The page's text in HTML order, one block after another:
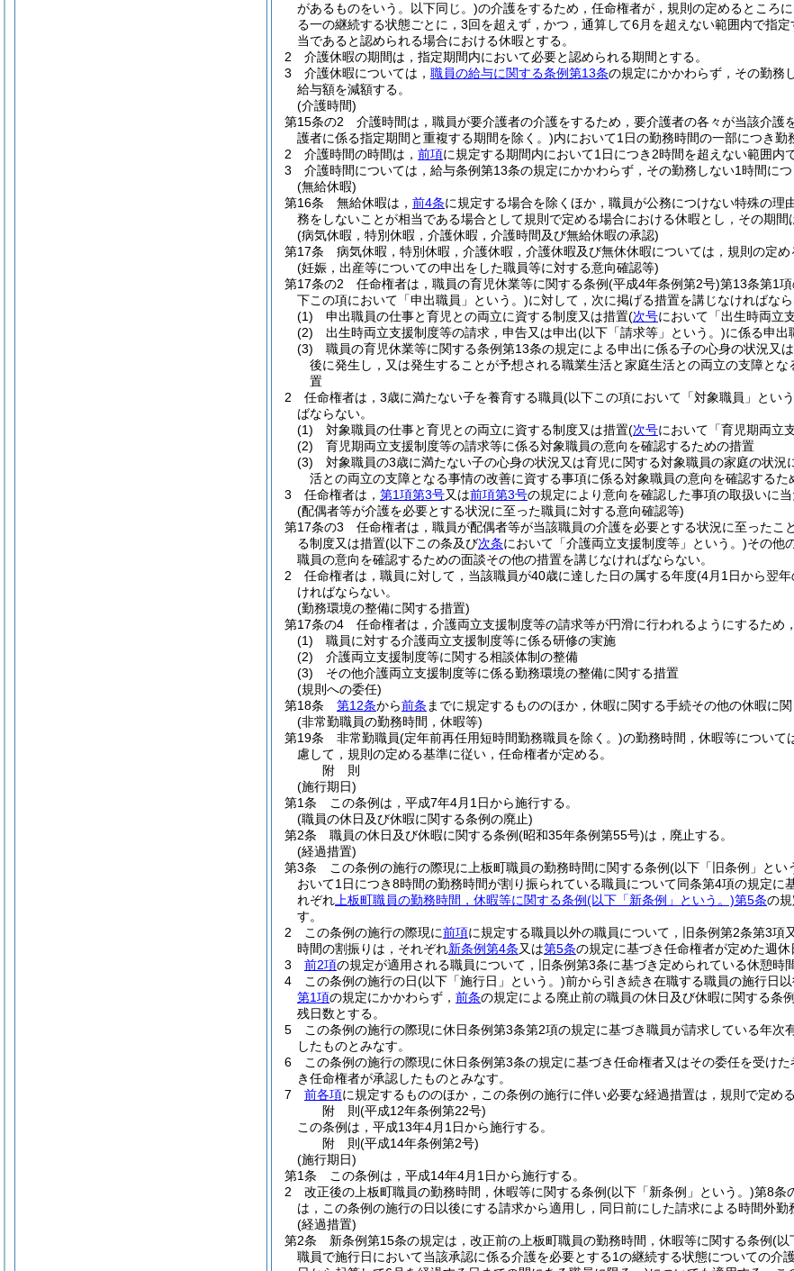
があるものをいう。以下同じ。)の介護をするため，任命権者が，規則の定めるところ
る一の継続する状態ごとに，3回を超えず，かつ，通算して6月を超えない範囲内で指定
当であると認められる場合における休暇とする。
2
介護休暇の期間は，指定期間内において必要と認められる期間とする。
3
介護休暇については， 職員の給与に関する条例第13条の規定にかかわらず，その勤務
給与額を減額する。
(介護時間)
第15条の2
介護時間は，職員が要介護者の介護をするため，要介護者の各々が当該介
護者に係る指定期間と重複する期間を除く。)内において1日の勤務時間の一部につき勤
2
介護時間の時間は， 前項に規定する期間内において1日につき2時間を超えない範囲内
3
介護時間については，給与条例第13条の規定にかかわらず，その勤務しない1時間に
(無給休暇)
第16条
無給休暇は， 前4条に規定する場合を除くほか，職員が公務につけない特殊の
務をしないことが相当である場合として規則で定める場合における休暇とし，その期
(病気休暇，特別休暇，介護休暇，介護時間及び無給休暇の承認)
第17条
病気休暇，特別休暇，介護休暇，介護休暇及び無休休暇については，規則の定
(妊娠，出産等についての申出をした職員等に対する意向確認等)
第17条の2
任命権者は，職員の育児休業等に関する条例(平成4年条例第2号)第13条第1
下この項において「申出職員」という。)に対して，次に掲げる措置を講じなければなら
(1)
申出職員の仕事と育児との両立に資する制度又は措置(次号において「出生時両立
(2)
出生時両立支援制度等の請求，申告又は申出(以下「請求等」という。)に係る申出
(3)
職員の育児休業等に関する条例第13条の規定による申出に係る子の心身の状況又
後に発生し，又は発生することが予想される職業生活と家庭生活との両立の支障と
置
2
任命権者は，3歳に満たない子を養育する職員(以下この項において「対象職員」とい
ばならない。
(1)
対象職員の仕事と育児との両立に資する制度又は措置(次号において「育児期両立
(2)
育児期両立支援制度等の請求等に係る対象職員の意向を確認するための措置
(3)
対象職員の3歳に満たない子の心身の状況又は育児に関する対象職員の家庭の状
活との両立の支障となる事情の改善に資する事項に係る対象職員の意向を確認するた
3
任命権者は， 第1項第3号又は前項第3号の規定により意向を確認した事項の取扱いに
(配偶者等が介護を必要とする状況に至った職員に対する意向確認等)
第17条の3
任命権者は，職員が配偶者等が当該職員の介護を必要とする状況に至った
る制度又は措置(以下この条及び次条において「介護両立支援制度等」という。)その他
職員の意向を確認するための面談その他の措置を講じなければならない。
2
任命権者は，職員に対して，当該職員が40歳に達した日の属する年度(4月1日から翌
ければならない。
(勤務環境の整備に関する措置)
第17条の4
任命権者は，介護両立支援制度等の請求等が円滑に行われるようにするため
(1)
職員に対する介護両立支援制度等に係る研修の実施
(2)
介護両立支援制度等に関する相談体制の整備
(3)
その他介護両立支援制度等に係る勤務環境の整備に関する措置
(規則への委任)
第18条
第12条から前条 までに規定するもののほか，休暇に関する手続その他の休暇に
(非常勤職員の勤務時間，休暇等)
第19条
非常勤職員(定年前再任用短時間勤務職員を除く。)の勤務時間，休暇等について
慮して，規則の定める基準に従い，任命権者が定める。
附 則
(施行期日)
第1条
この条例は，平成7年4月1日から施行する。
(職員の休日及び休暇に関する条例の廃止)
第2条
職員の休日及び休暇に関する条例(昭和35年条例第55号)は，廃止する。
(経過措置)
第3条
この条例の施行の際現に上板町職員の勤務時間に関する条例(以下「旧条例」とい
おいて1日につき8時間の勤務時間が割り振られている職員について同条第4項の規定
れぞれ 上板町職員の勤務時間，休暇等に関する条例(以下「新条例」という。)第5条の
す。
2
この条例の施行の際現に前項に規定する職員以外の職員について，旧条例第2条第3
時間の割振りは，それぞれ新条例第4条又は第5条の規定に基づき任命権者が定めた週休
3
前2項の規定が適用される職員について，旧条例第3条に基づき定められている休憩時
4
この条例の施行の日(以下「施行日」という。)前から引き続き在職する職員の施行日
第1項の規定にかかわらず， 前条の規定による廃止前の職員の休日及び休暇に関する条例
残日数とする。
5
この条例の施行の際現に休日条例第3条第2項の規定に基づき職員が請求している年次
したものとみなす。
6
この条例の施行の際現に休日条例第3条の規定に基づき任命権者又はその委任を受け
き任命権者が承認したものとみなす。
7
前各項に規定するもののほか，この条例の施行に伴い必要な経過措置は，規則で定める
附 則(平成12年条例第22号)
この条例は，平成13年4月1日から施行する。
附 則(平成14年条例第2号)
(施行期日)
第1条
この条例は，平成14年4月1日から施行する。
2
改正後の上板町職員の勤務時間，休暇等に関する条例(以下「新条例」という。)第8条
は，この条例の施行の日以後にする請求から適用し，同日前にした請求による時間外勤
(経過措置)
第2条
新条例第15条の規定は，改正前の上板町職員の勤務時間，休暇等に関する条例(以
職員で施行日において当該承認に係る介護を必要とする1の継続する状態についての介